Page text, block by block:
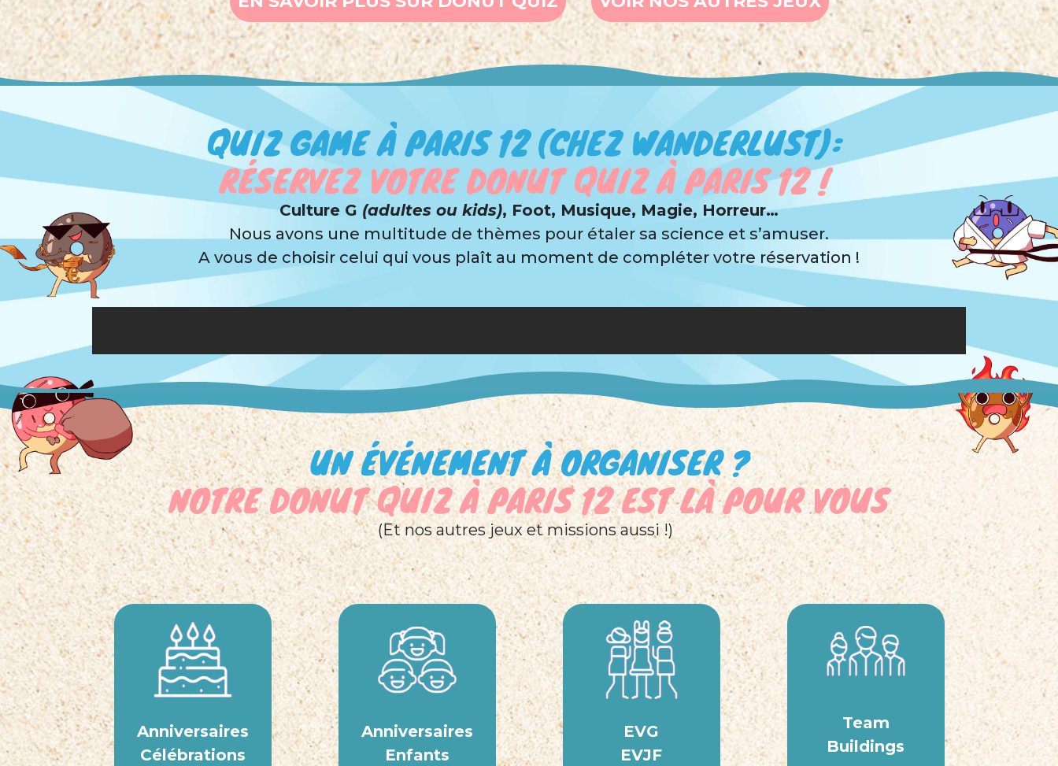
QUIZ GAME À PARIS 12 (CHEZ WANDERLUST):
RÉSERVEZ VOTRE DONUT QUIZ À PARIS 12 !
Culture G (adultes ou kids), Foot, Musique, Magie, Horreur…
Nous avons une multitude de thèmes pour étaler sa science et s’amuser.
A vous de choisir celui qui vous plaît au moment de compléter votre réservation !
UN ÉVÉNEMENT À ORGANISER ?
NOTRE DONUT QUIZ À PARIS 12 EST LÀ POUR VOUS
(Et nos autres jeux et missions aussi !)
Anniversaires
Célébrations
Anniversaires
Enfants
EVG
EVJF
Team
Buildings